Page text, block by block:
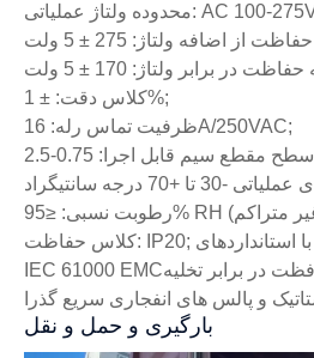
کلاس دقت: ± 1%;
ظرفیت تماس رله: 16A/250VAC;
کلاس حفاظت: IP20; مطابق با استانداردهای GB/T 14598 و
IEC 61000 EMC؛ دارای قابلیت محافظت در برابر تخلیه
بارگیری و حمل و نقل